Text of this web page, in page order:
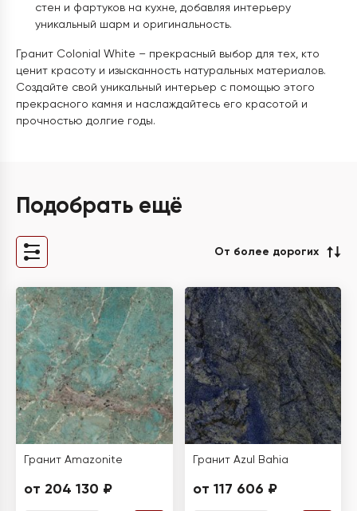
стен и фартуков на кухне, добавляя интерьеру
уникальный шарм и оригинальность.
Гранит Colonial White – прекрасный выбор для тех, кто
ценит красоту и изысканность натуральных материалов.
Создайте свой уникальный интерьер с помощью этого
прекрасного камня и наслаждайтесь его красотой и
прочностью долгие годы.
Подобрать ещё
От более дорогих
Гранит Amazonite
от 204 130 ₽
Гранит Azul Bahia
от 117 606 ₽